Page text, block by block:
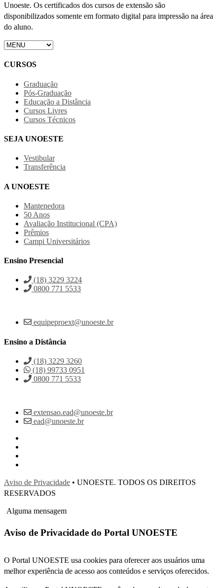
Unoeste. Os certificados dos cursos de extensão são
disponibilizados somente em formato digital para impressão na área
do aluno.
CURSOS
Graduação
Pós-Graduação
Educação a Distância
Cursos Livres
Cursos Técnicos
SEJA UNOESTE
Vestibular
Transferência
A UNOESTE
Mantenedora
50 Anos
Avaliação Institucional (CPA)
Prêmios
Campi Universitários
Ensino Presencial
(18) 3229 3224
0800 771 5533
equipeproext@unoeste.br
Ensino a Distância
(18) 3229 3260
(18) 99733 0951
0800 771 5533
extensao.ead@unoeste.br
ead@unoeste.br
Aviso de Privacidade • UNOESTE. TODOS OS DIREITOS
RESERVADOS
Alguma mensagem
Aviso de Privacidade do Portal UNOESTE
O Portal UNOESTE usa cookies para oferecer aos usuários uma
melhor experiência de acesso aos conteúdos e serviços oferecidos.